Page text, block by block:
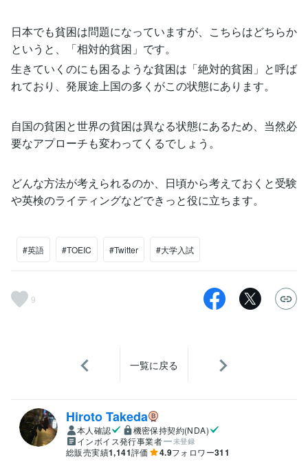
日本でも貧困は問題になっていますが、こちらはどちらか
というと、「相対的貧困」です。
生きていくのにも困るような貧困は「絶対的貧困」と呼ば
れており、発展途上国の多くがこの状態にあります。
自国の貧困と世界の貧困は異なる状態にあるため、当然必
要なアプローチも変わってくるでしょう。
どんな方法が考えられるのか、日頃から考えておくと受験
や英検のライティングなどできっと役に立ちます。
#英語 #TOEIC #Twitter #大学入試
9
一覧に戻る
Hiroto Takeda
本人確認
機密保持契約(NDA)
インボイス発行事業者
未登録
総販売実績1,141評価 4.9フォロワー311